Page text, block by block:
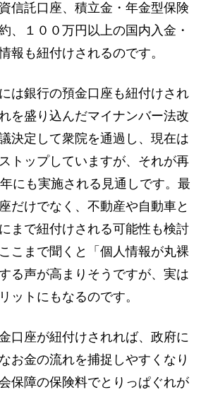
信託口座、積立金・年金型保険
、１００万円以上の国内入金・
報も紐付けされるのです。
は銀行の預金口座も紐付けされ
を盛り込んだマイナンバー法改
決定して衆院を通過し、現在は
トップしていますが、それが再
にも実施される見通しです。最
だけでなく、不動産や自動車と
まで紐付けされる可能性も検討
こまで聞くと「個人情報が丸裸
る声が高まりそうですが、実は
ットにもなるのです。
口座が紐付けされれば、政府に
お金の流れを捕捉しやすくなり
保障の保険料でとりっぱぐれが